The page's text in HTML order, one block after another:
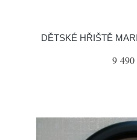
DĚTSKÉ HŘIŠTĚ
9